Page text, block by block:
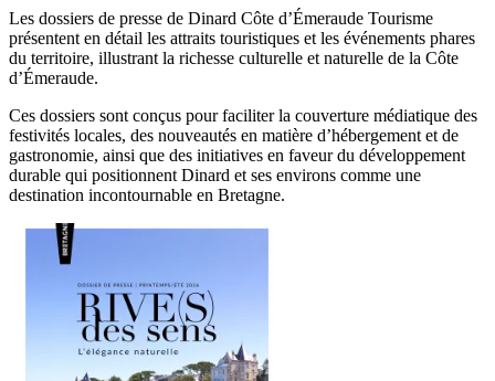
Les dossiers de presse de Dinard Côte d’Émeraude Tourisme
présentent en détail les attraits touristiques et les événements phares
du territoire, illustrant la richesse culturelle et naturelle de la Côte
d’Émeraude.
Ces dossiers sont conçus pour faciliter la couverture médiatique des
festivités locales, des nouveautés en matière d’hébergement et de
gastronomie, ainsi que des initiatives en faveur du développement
durable qui positionnent Dinard et ses environs comme une
destination incontournable en Bretagne.